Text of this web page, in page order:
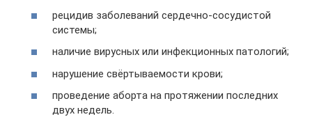
рецидив заболеваний сердечно-сосудистой
системы;
наличие вирусных или инфекционных патологий;
нарушение свёртываемости крови;
проведение аборта на протяжении последних
двух недель.